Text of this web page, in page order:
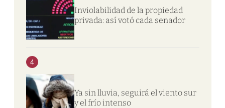
Inviolabilidad de la propiedad
privada: así votó cada senador
4
Ya sin lluvia, seguirá el viento sur
y el frío intenso